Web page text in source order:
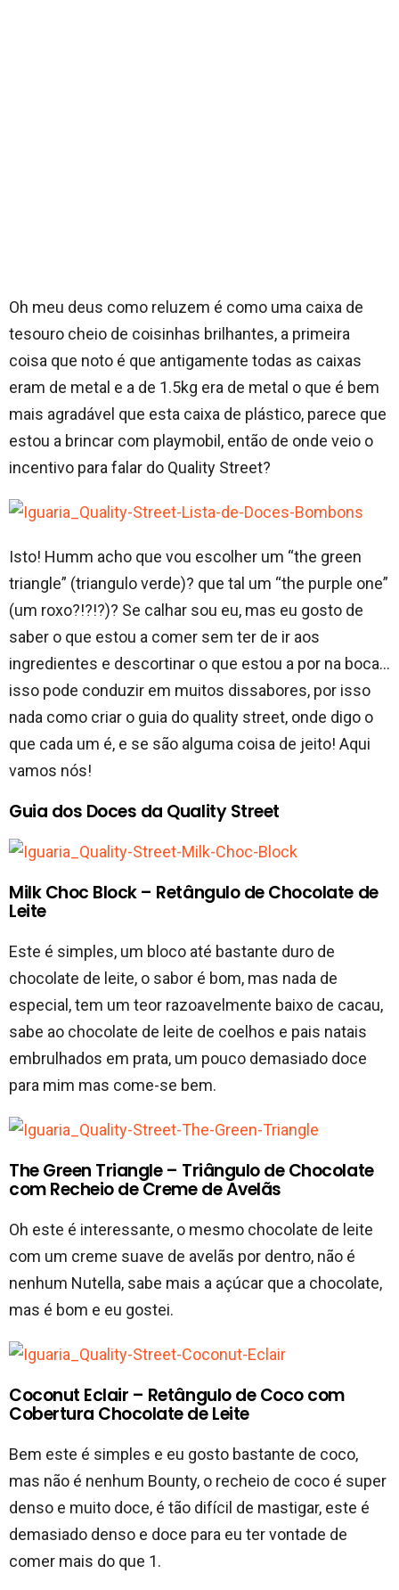
Oh meu deus como reluzem é como uma caixa de
tesouro cheio de coisinhas brilhantes, a primeira
coisa que noto é que antigamente todas as caixas
eram de metal e a de 1.5kg era de metal o que é bem
mais agradável que esta caixa de plástico, parece que
estou a brincar com playmobil, então de onde veio o
incentivo para falar do Quality Street?
Isto! Humm acho que vou escolher um “the green
triangle” (triangulo verde)? que tal um “the purple one”
(um roxo?!?!?)? Se calhar sou eu, mas eu gosto de
saber o que estou a comer sem ter de ir aos
ingredientes e descortinar o que estou a por na boca…
isso pode conduzir em muitos dissabores, por isso
nada como criar o guia do quality street, onde digo o
que cada um é, e se são alguma coisa de jeito! Aqui
vamos nós!
Guia dos Doces da Quality Street
Milk Choc Block – Retângulo de Chocolate de
Leite
Este é simples, um bloco até bastante duro de
chocolate de leite, o sabor é bom, mas nada de
especial, tem um teor razoavelmente baixo de cacau,
sabe ao chocolate de leite de coelhos e pais natais
embrulhados em prata, um pouco demasiado doce
para mim mas come-se bem.
The Green Triangle – Triângulo de Chocolate
com Recheio de Creme de Avelãs
Oh este é interessante, o mesmo chocolate de leite
com um creme suave de avelãs por dentro, não é
nenhum Nutella, sabe mais a açúcar que a chocolate,
mas é bom e eu gostei.
Coconut Eclair – Retângulo de Coco com
Cobertura Chocolate de Leite
Bem este é simples e eu gosto bastante de coco,
mas não é nenhum Bounty, o recheio de coco é super
denso e muito doce, é tão difícil de mastigar, este é
demasiado denso e doce para eu ter vontade de
comer mais do que 1.